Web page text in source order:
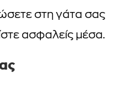
στη γάτα σας
ασφαλείς μέσα.